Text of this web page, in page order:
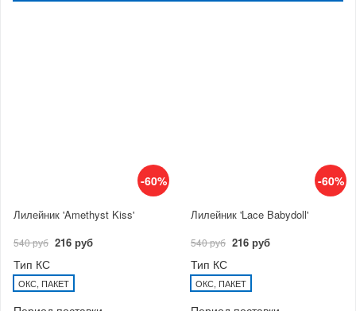
-60%
Лилейник 'Amethyst Kiss'
540 руб 216 руб
Тип КС
ОКС, ПАКЕТ
-60%
Лилейник 'Lace Babydoll'
540 руб 216 руб
Тип КС
ОКС, ПАКЕТ